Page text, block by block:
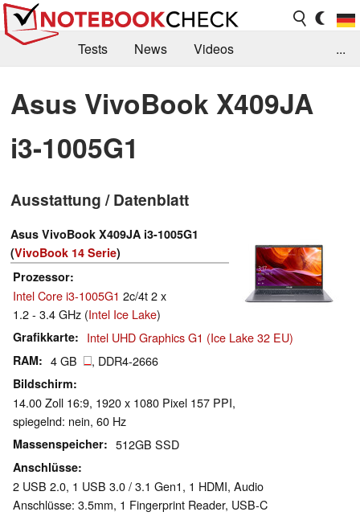
Tests News
Videos
Kaufberatung
Deals Suche
Jobs
Forum
...
Asus VivoBook X409JA
i3-1005G1
Ausstattung / Datenblatt
Asus VivoBook X409JA i3-1005G1
(VivoBook 14 Serie)
Prozessor
Intel Core i3-1005G1 2c/4t 2 x
1.2 - 3.4 GHz (Intel Ice Lake)
Grafikkarte Intel UHD Graphics G1 (Ice Lake 32 EU)
RAM 4 GB , DDR4-2666
Bildschirm
14.00 Zoll 16:9, 1920 x 1080 Pixel 157 PPI,
spiegelnd: nein, 60 Hz
Massenspeicher 512GB SSD
Anschlüsse
2 USB 2.0, 1 USB 3.0 / 3.1 Gen1, 1 HDMI, Audio
Anschlüsse: 3.5mm, 1 Fingerprint Reader, USB-C